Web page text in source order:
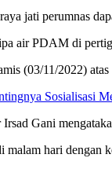
PDAM di
(03/11/2022)
Sosialisasi
Irsad Gani
hari dengan